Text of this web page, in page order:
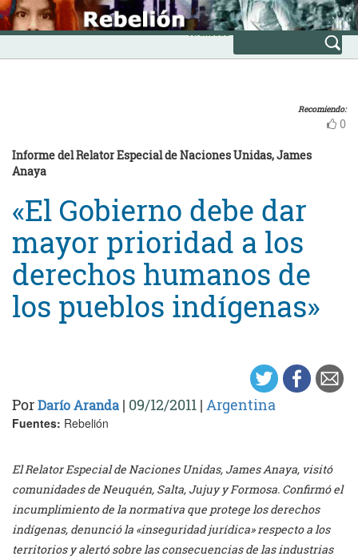
Skip
to
content
INICIO
Avanzada
Recomiendo:
0
Informe del Relator Especial de Naciones Unidas, James
Anaya
«El Gobierno debe dar
mayor prioridad a los
derechos humanos de
los pueblos indígenas»
PorDarío Aranda | 09/12/2011 | Argentina
Fuentes: Rebelión
El Relator Especial de Naciones Unidas, James Anaya, visitó
comunidades de Neuquén, Salta, Jujuy y Formosa. Confirmó el
incumplimiento de la normativa que protege los derechos
indígenas, denunció la «inseguridad jurídica» respecto a los
territorios y alertó sobre las consecuencias de las industrias